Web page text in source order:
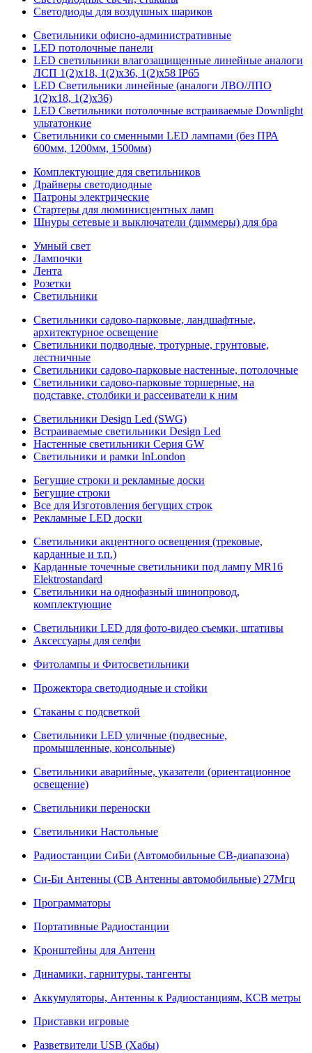
Светодиоды для воздушных шариков
Светильники офисно-административные
LED потолочные панели
LED светильники влагозащищенные линейные аналоги
ЛСП 1(2)х18, 1(2)х36, 1(2)х58 IP65
LED Светильники линейные (аналоги ЛВО/ЛПО
1(2)х18, 1(2)х36)
LED Светильники потолочные встраиваемые Downlight
ультатонкие
Светильники со сменными LED лампами (без ПРА
600мм, 1200мм, 1500мм)
Комплектующие для светильников
Драйверы светодиодные
Патроны электрические
Стартеры для люминисцентных ламп
Шнуры сетевые и выключатели (диммеры) для бра
Умный свет
Лампочки
Лента
Розетки
Светильники
Светильники садово-парковые, ландшафтные,
архитектурное освещение
Светильники подводные, тротурные, грунтовые,
лестничные
Светильники садово-парковые настенные, потолочные
Светильники садово-парковые торшерные, на
подставке, столбики и рассеиватели к ним
Светильники Design Led (SWG)
Встраиваемые светильники Design Led
Настенные светильники Серия GW
Светильники и рамки InLondon
Бегущие строки и рекламные доски
Бегущие строки
Все для Изготовления бегущих строк
Рекламные LED доски
Светильники акцентного освещения (трековые,
карданные и т.п.)
Карданные точечные светильники под лампу MR16
Elektrostandard
Светильники на однофазный шинопровод,
комплектующие
Светильники LED для фото-видео съемки, штативы
Аксессуары для селфи
Фитолампы и Фитосветильники
Прожектора светодиодные и стойки
Стаканы с подсветкой
Светильники LED уличные (подвесные,
промышленные, консольные)
Светильники аварийные, указатели (ориентационное
освещение)
Светильники переноски
Светильники Настольные
Радиостанции СиБи (Автомобильные СВ-диапазона)
Си-Би Антенны (СВ Антенны автомобильные) 27Мгц
Программаторы
Портативные Радиостанции
Кронштейны для Антенн
Динамики, гарнитуры, тангенты
Аккумуляторы, Антенны к Радиостанциям, КСВ метры
Приставки игровые
Разветвители USB (Хабы)